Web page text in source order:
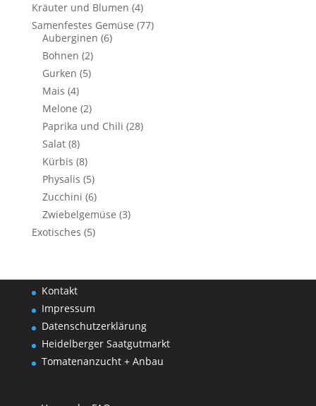
Kräuter und Blumen (4)
Samenfestes Gemüse (77)
Auberginen (6)
Bohnen (2)
Gurken (5)
Mais (4)
Melone (2)
Paprika und Chili (28)
Salat (8)
Kürbis (8)
Physalis (5)
Zucchini (6)
Zwiebelgemüse (3)
Exotisches (5)
Kontakt
Impressum
Datenschutzerklärung
Heidelberger Saatgutmarkt
Tomatenanzucht + Anbau